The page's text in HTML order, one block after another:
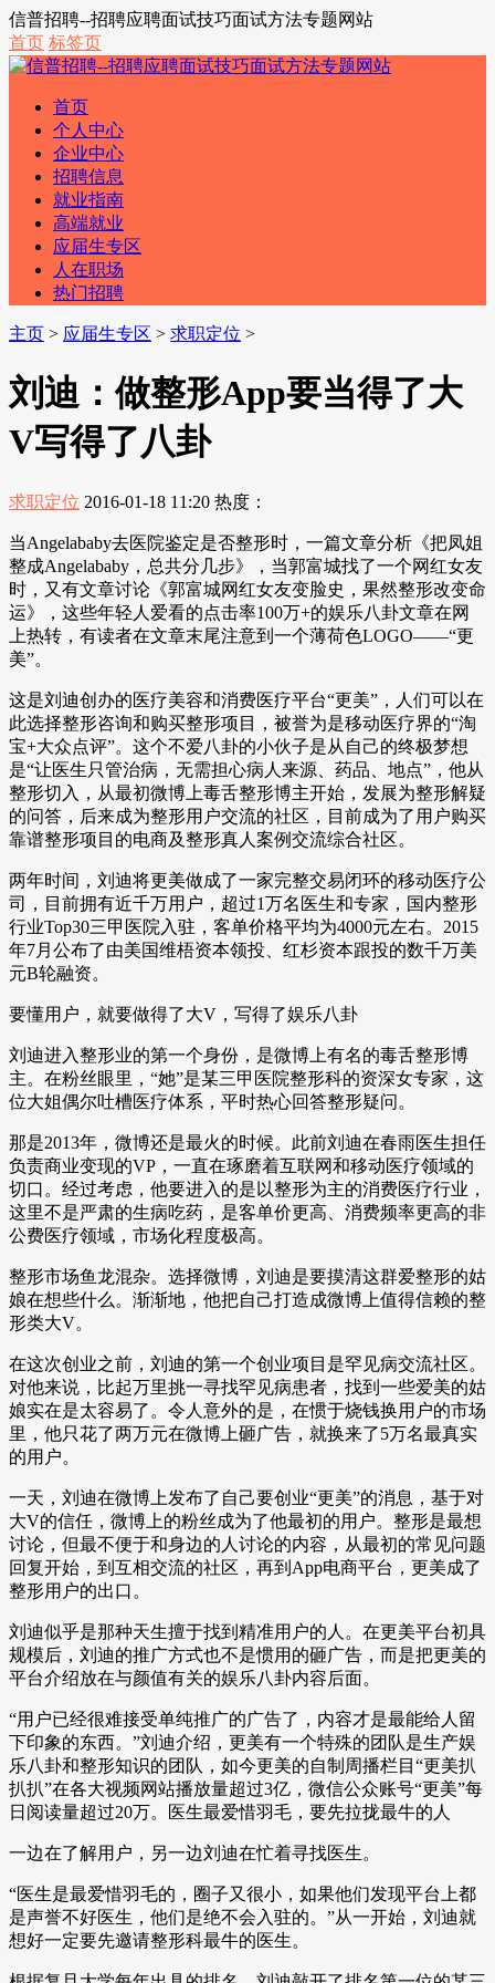
信普招聘--招聘应聘面试技巧面试方法专题网站
首页 标签页
首页
个人中心
企业中心
招聘信息
就业指南
高端就业
应届生专区
人在职场
热门招聘
主页 > 应届生专区 > 求职定位 >
刘迪：做整形App要当得了大
V写得了八卦
求职定位 2016-01-18 11:20 热度：
当Angelababy去医院鉴定是否整形时，一篇文章分析《把凤姐
整成Angelababy，总共分几步》，当郭富城找了一个网红女友
时，又有文章讨论《郭富城网红女友变脸史，果然整形改变命
运》，这些年轻人爱看的点击率100万+的娱乐八卦文章在网
上热转，有读者在文章末尾注意到一个薄荷色LOGO——“更
美”。
这是刘迪创办的医疗美容和消费医疗平台“更美”，人们可以在
此选择整形咨询和购买整形项目，被誉为是移动医疗界的“淘
宝+大众点评”。这个不爱八卦的小伙子是从自己的终极梦想
是“让医生只管治病，无需担心病人来源、药品、地点”，他从
整形切入，从最初微博上毒舌整形博主开始，发展为整形解疑
的问答，后来成为整形用户交流的社区，目前成为了用户购买
靠谱整形项目的电商及整形真人案例交流综合社区。
两年时间，刘迪将更美做成了一家完整交易闭环的移动医疗公
司，目前拥有近千万用户，超过1万名医生和专家，国内整形
行业Top30三甲医院入驻，客单价格平均为4000元左右。2015
年7月公布了由美国维梧资本领投、红杉资本跟投的数千万美
元B轮融资。
要懂用户，就要做得了大V，写得了娱乐八卦
刘迪进入整形业的第一个身份，是微博上有名的毒舌整形博
主。在粉丝眼里，“她”是某三甲医院整形科的资深女专家，这
位大姐偶尔吐槽医疗体系，平时热心回答整形疑问。
那是2013年，微博还是最火的时候。此前刘迪在春雨医生担任
负责商业变现的VP，一直在琢磨着互联网和移动医疗领域的
切口。经过考虑，他要进入的是以整形为主的消费医疗行业，
这里不是严肃的生病吃药，是客单价更高、消费频率更高的非
公费医疗领域，市场化程度极高。
整形市场鱼龙混杂。选择微博，刘迪是要摸清这群爱整形的姑
娘在想些什么。渐渐地，他把自己打造成微博上值得信赖的整
形类大V。
在这次创业之前，刘迪的第一个创业项目是罕见病交流社区。
对他来说，比起万里挑一寻找罕见病患者，找到一些爱美的姑
娘实在是太容易了。令人意外的是，在惯于烧钱换用户的市场
里，他只花了两万元在微博上砸广告，就换来了5万名最真实
的用户。
一天，刘迪在微博上发布了自己要创业“更美”的消息，基于对
大V的信任，微博上的粉丝成为了他最初的用户。整形是最想
讨论，但最不便于和身边的人讨论的内容，从最初的常见问题
回复开始，到互相交流的社区，再到App电商平台，更美成了
整形用户的出口。
刘迪似乎是那种天生擅于找到精准用户的人。在更美平台初具
规模后，刘迪的推广方式也不是惯用的砸广告，而是把更美的
平台介绍放在与颜值有关的娱乐八卦内容后面。
“用户已经很难接受单纯推广的广告了，内容才是最能给人留
下印象的东西。”刘迪介绍，更美有一个特殊的团队是生产娱
乐八卦和整形知识的团队，如今更美的自制周播栏目“更美扒
扒扒”在各大视频网站播放量超过3亿，微信公众账号“更美”每
日阅读量超过20万。医生最爱惜羽毛，要先拉拢最牛的人
一边在了解用户，另一边刘迪在忙着寻找医生。
“医生是最爱惜羽毛的，圈子又很小，如果他们发现平台上都
是声誉不好医生，他们是绝不会入驻的。”从一开始，刘迪就
想好一定要先邀请整形科最牛的医生。